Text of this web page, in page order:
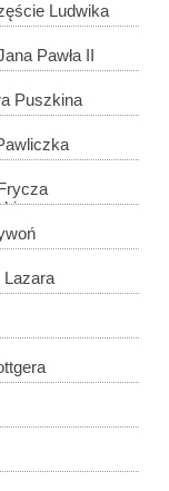
Ludwika
Pawła II
Puszkina
Lazara